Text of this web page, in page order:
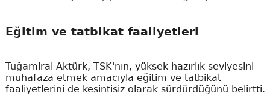
Eğitim ve tatbikat faaliyetleri
Tuğamiral Aktürk, TSK'nın, yüksek hazırlık seviyesini
muhafaza etmek amacıyla eğitim ve tatbikat
faaliyetlerini de kesintisiz olarak sürdürdüğünü belirtti.